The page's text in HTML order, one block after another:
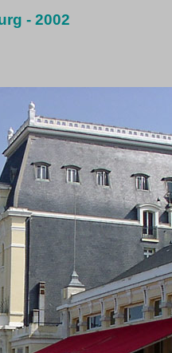
- 2002